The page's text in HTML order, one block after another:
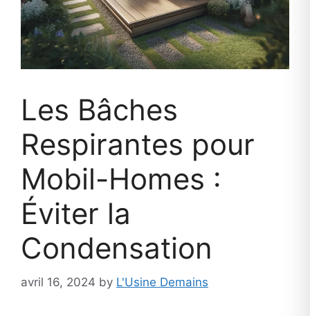
Les Bâches
Respirantes pour
Mobil-Homes :
Éviter la
Condensation
avril 16, 2024 by L'Usine Demains